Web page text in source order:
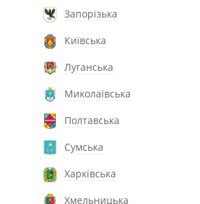
Запорізька
Київська
Луганська
Миколаївська
Полтавська
Сумська
Харківська
Хмельницька